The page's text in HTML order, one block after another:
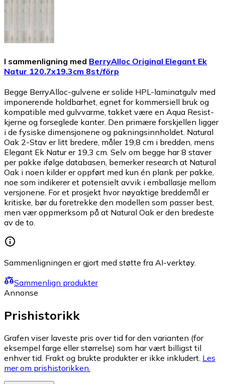
I sammenligning med BerryAlloc Original Elegant Ek
Natur 120.7x19.3cm 8st/förp
Begge BerryAlloc-gulvene er solide HPL-laminatgulv med
imponerende holdbarhet, egnet for kommersiell bruk og
kompatible med gulvvarme, takket være en Aqua Resist-
kjerne og forseglede kanter. Den primære forskjellen ligger
i de fysiske dimensjonene og pakningsinnholdet. Natural
Oak 2-Stav er litt bredere, måler 19,8 cm i bredden, mens
Elegant Ek Natur er 19,3 cm. Selv om begge har 8 staver
per pakke ifølge databasen, bemerker research at Natural
Oak i noen kilder er oppført med kun én plank per pakke,
noe som indikerer et potensielt avvik i emballasje mellom
versjonene. For et prosjekt hvor nøyaktige breddemål er
kritiske, bør du foretrekke den modellen som passer best,
men vær oppmerksom på at Natural Oak er den bredeste
av de to.
Sammenligningen er gjort med støtte fra AI-verktøy.
Sammenlign produkter
Annonse
Prishistorikk
Grafen viser laveste pris over tid for den varianten (for
eksempel farge eller størrelse) som har vært billigst til
enhver tid. Frakt og brukte produkter er ikke inkludert. Les
mer om prishistorikken.